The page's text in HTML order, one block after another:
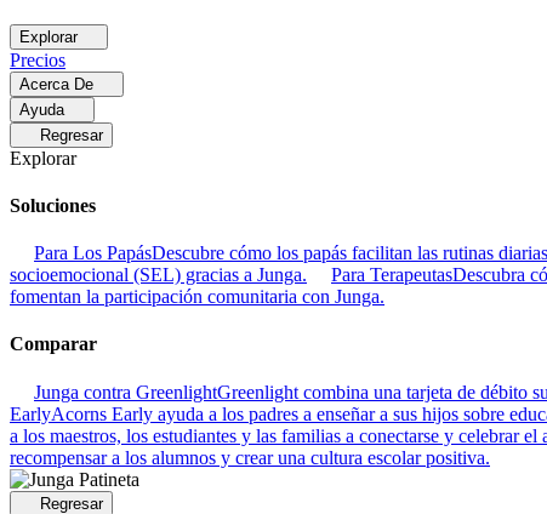
Explorar
Precios
Acerca De
Ayuda
Regresar
Explorar
Soluciones
Para Los PapásDescubre cómo los papás facilitan las rutinas
socioemocional (SEL) gracias a Junga.
Para TerapeutasDescubra
fomentan la participación comunitaria con Junga.
Comparar
Junga contra GreenlightGreenlight combina una tarjeta de débito
EarlyAcorns Early ayuda a los padres a enseñar a sus hijos sobre
a los maestros, los estudiantes y las familias a conectarse y celebrar el
recompensar a los alumnos y crear una cultura escolar positiva.
Regresar